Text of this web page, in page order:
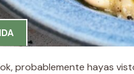
probablemente hayas